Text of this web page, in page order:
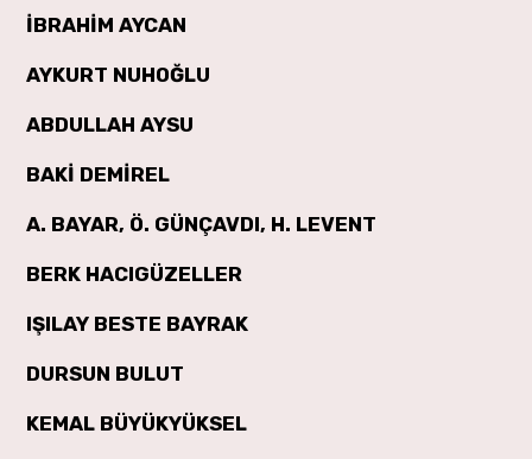
İBRAHİM AYCAN
AYKURT NUHOĞLU
ABDULLAH AYSU
BAKİ DEMİREL
A. BAYAR, Ö. GÜNÇAVDI, H. LEVENT
BERK HACIGÜZELLER
IŞILAY BESTE BAYRAK
DURSUN BULUT
KEMAL BÜYÜKYÜKSEL